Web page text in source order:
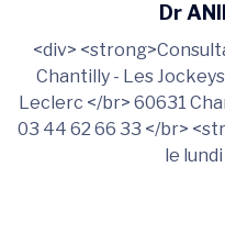
Dr
<div>
Chantilly - Les
Leclerc </br> 60631
03 44 62 66 33 </br>
le